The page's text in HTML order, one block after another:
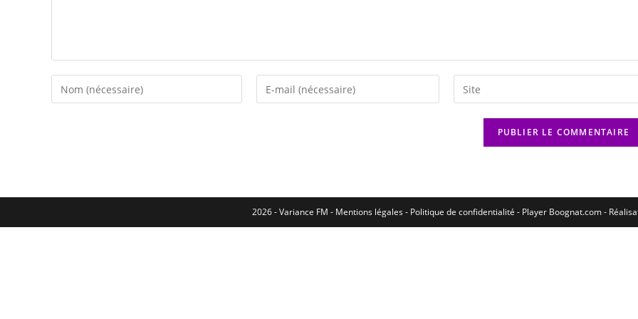
2026 - Variance FM - Mentions légales - Politique de confidentialité - Player Boognat.com-